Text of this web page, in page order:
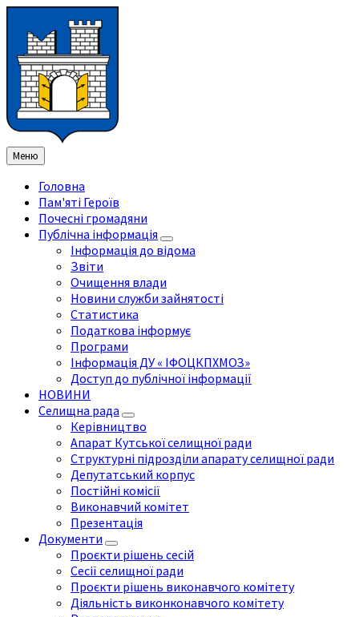
змісту
ліву
бічну
панель
праву
бічну
панель
нижнього
колонтитула
Меню
Головна
Пам'яті Героїв
Почесні громадяни
Публічна інформація
Інформація до відома
Звіти
Очищення влади
Новини служби зайнятості
Статистика
Податкова інформує
Програми
Інформація ДУ « ІФОЦКПХМОЗ»
Доступ до публічної інформації
НОВИНИ
Селищна рада
Керівництво
Апарат Кутської селищної ради
Структурні підрозділи апарату селищної ради
Депутатський корпус
Постійні комісії
Виконавчий комітет
Презентація
Документи
Проєкти рішень сесій
Сесії селищної ради
Проєкти рішень виконавчого комітету
Діяльність виконконавчого комітету